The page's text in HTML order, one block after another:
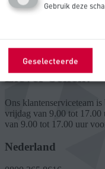
Liever bellen?
Ons klantenserviceteam
vrijdag van 9.00 tot 17.00
van 9.00 tot 17.00 uur
Nederland
Gebruik deze
Geselecteerde